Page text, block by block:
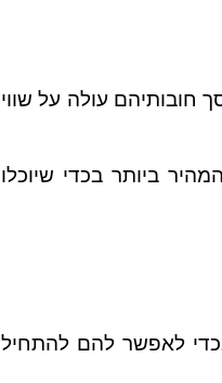
חובותיהם עולה על שווי
ביותר בכדי שיוכלו
לאפשר להם להתחיל